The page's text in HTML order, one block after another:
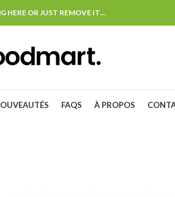
HERE OR JUST REMOVE IT…
FAQS À PROPOS